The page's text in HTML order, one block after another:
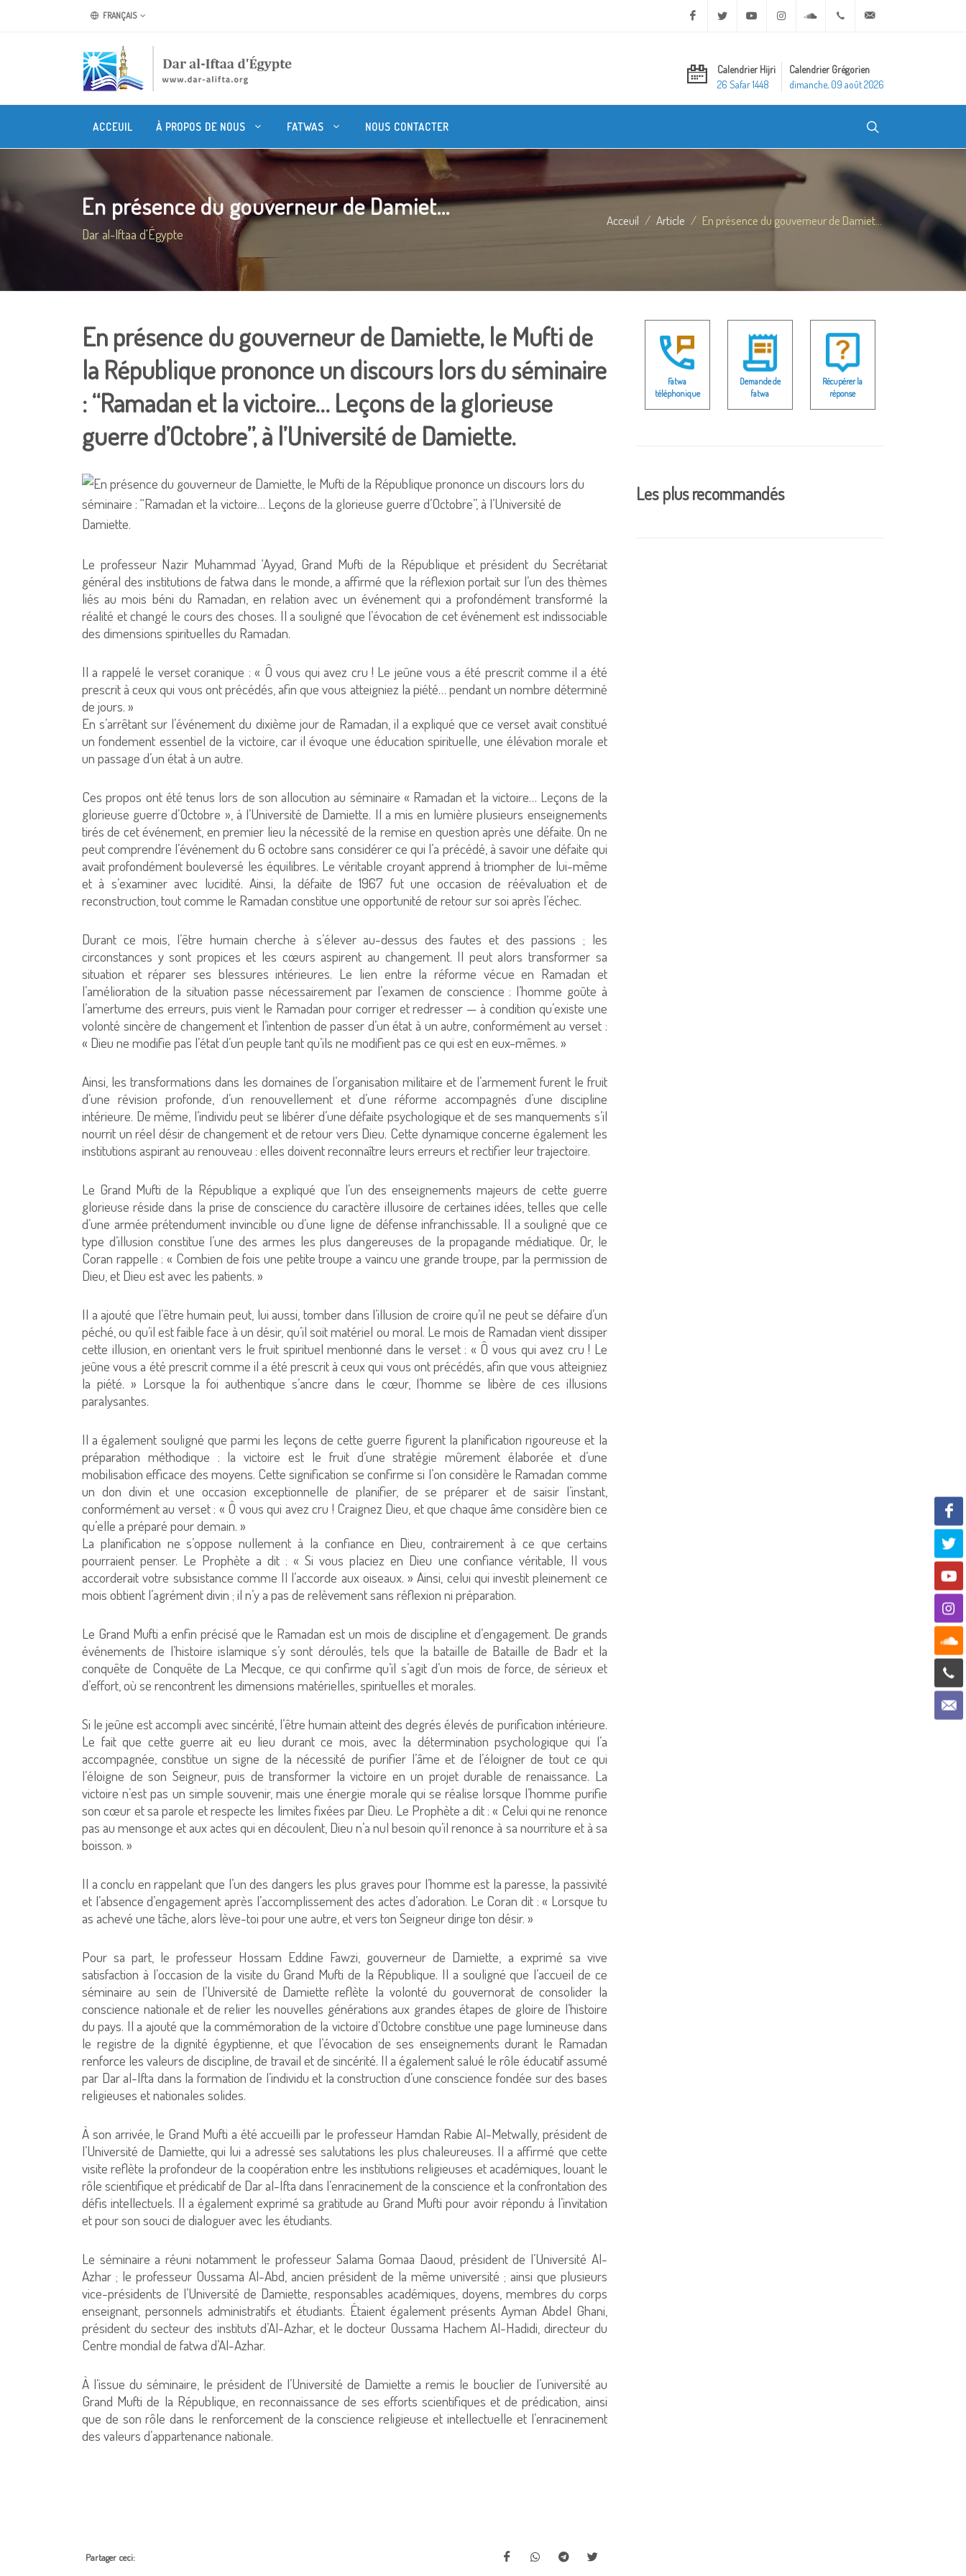
FRANÇAIS Facebook Twitter Youtube Instagram Soundcloud+20 2 25970400
Calendrier Hijri
26 Safar 1448
Calendrier Grégorien
dimanche, 09 août 2026
ACCEUIL À PROPOS DE NOUS FATWAS NOUS CONTACTER
En présence du gouverneur de Damiet...
Dar al-Iftaa d'Égypte
Acceuil Article En présence du gouverneur de Damiet...
En présence du gouverneur de Damiette, le Mufti de
la République prononce un discours lors du séminaire
: “Ramadan et la victoire… Leçons de la glorieuse
guerre d’Octobre”, à l’Université de Damiette.
Le professeur Nazir Muhammad ‘Ayyad, Grand Mufti de la République et président du Secrétariat
général des institutions de fatwa dans le monde, a affirmé que la réflexion portait sur l’un des thèmes
liés au mois béni du Ramadan, en relation avec un événement qui a profondément transformé la
réalité et changé le cours des choses. Il a souligné que l’évocation de cet événement est indissociable
des dimensions spirituelles du Ramadan.
Il a rappelé le verset coranique : « Ô vous qui avez cru ! Le jeûne vous a été prescrit comme il a été
prescrit à ceux qui vous ont précédés, afin que vous atteigniez la piété… pendant un nombre déterminé
de jours. »
En s’arrêtant sur l’événement du dixième jour de Ramadan, il a expliqué que ce verset avait constitué
un fondement essentiel de la victoire, car il évoque une éducation spirituelle, une élévation morale et
un passage d’un état à un autre.
Ces propos ont été tenus lors de son allocution au séminaire « Ramadan et la victoire… Leçons de la
glorieuse guerre d’Octobre », à l’Université de Damiette. Il a mis en lumière plusieurs enseignements
tirés de cet événement, en premier lieu la nécessité de la remise en question après une défaite. On ne
peut comprendre l’événement du 6 octobre sans considérer ce qui l’a précédé, à savoir une défaite qui
avait profondément bouleversé les équilibres. Le véritable croyant apprend à triompher de lui-même
et à s’examiner avec lucidité. Ainsi, la défaite de 1967 fut une occasion de réévaluation et de
reconstruction, tout comme le Ramadan constitue une opportunité de retour sur soi après l’échec.
Durant ce mois, l’être humain cherche à s’élever au-dessus des fautes et des passions ; les
circonstances y sont propices et les cœurs aspirent au changement. Il peut alors transformer sa
situation et réparer ses blessures intérieures. Le lien entre la réforme vécue en Ramadan et
l’amélioration de la situation passe nécessairement par l’examen de conscience : l’homme goûte à
l’amertume des erreurs, puis vient le Ramadan pour corriger et redresser — à condition qu’existe une
volonté sincère de changement et l’intention de passer d’un état à un autre, conformément au verset :
« Dieu ne modifie pas l’état d’un peuple tant qu’ils ne modifient pas ce qui est en eux-mêmes. »
Ainsi, les transformations dans les domaines de l’organisation militaire et de l’armement furent le fruit
d’une révision profonde, d’un renouvellement et d’une réforme accompagnés d’une discipline
intérieure. De même, l’individu peut se libérer d’une défaite psychologique et de ses manquements s’il
nourrit un réel désir de changement et de retour vers Dieu. Cette dynamique concerne également les
institutions aspirant au renouveau : elles doivent reconnaître leurs erreurs et rectifier leur trajectoire.
Le Grand Mufti de la République a expliqué que l’un des enseignements majeurs de cette guerre
glorieuse réside dans la prise de conscience du caractère illusoire de certaines idées, telles que celle
d’une armée prétendument invincible ou d’une ligne de défense infranchissable. Il a souligné que ce
type d’illusion constitue l’une des armes les plus dangereuses de la propagande médiatique. Or, le
Coran rappelle : « Combien de fois une petite troupe a vaincu une grande troupe, par la permission de
Dieu, et Dieu est avec les patients. »
Il a ajouté que l’être humain peut, lui aussi, tomber dans l’illusion de croire qu’il ne peut se défaire d’un
péché, ou qu’il est faible face à un désir, qu’il soit matériel ou moral. Le mois de Ramadan vient dissiper
cette illusion, en orientant vers le fruit spirituel mentionné dans le verset : « Ô vous qui avez cru ! Le
jeûne vous a été prescrit comme il a été prescrit à ceux qui vous ont précédés, afin que vous atteigniez
la piété. » Lorsque la foi authentique s’ancre dans le cœur, l’homme se libère de ces illusions
paralysantes.
Il a également souligné que parmi les leçons de cette guerre figurent la planification rigoureuse et la
préparation méthodique : la victoire est le fruit d’une stratégie mûrement élaborée et d’une
mobilisation efficace des moyens. Cette signification se confirme si l’on considère le Ramadan comme
un don divin et une occasion exceptionnelle de planifier, de se préparer et de saisir l’instant,
conformément au verset : « Ô vous qui avez cru ! Craignez Dieu, et que chaque âme considère bien ce
qu’elle a préparé pour demain. »
La planification ne s’oppose nullement à la confiance en Dieu, contrairement à ce que certains
pourraient penser. Le Prophète a dit : « Si vous placiez en Dieu une confiance véritable, Il vous
accorderait votre subsistance comme Il l’accorde aux oiseaux. » Ainsi, celui qui investit pleinement ce
mois obtient l’agrément divin ; il n’y a pas de relèvement sans réflexion ni préparation.
Le Grand Mufti a enfin précisé que le Ramadan est un mois de discipline et d’engagement. De grands
événements de l’histoire islamique s’y sont déroulés, tels que la bataille de Bataille de Badr et la
conquête de Conquête de La Mecque, ce qui confirme qu’il s’agit d’un mois de force, de sérieux et
d’effort, où se rencontrent les dimensions matérielles, spirituelles et morales.
Si le jeûne est accompli avec sincérité, l’être humain atteint des degrés élevés de purification intérieure.
Le fait que cette guerre ait eu lieu durant ce mois, avec la détermination psychologique qui l’a
accompagnée, constitue un signe de la nécessité de purifier l’âme et de l’éloigner de tout ce qui
l’éloigne de son Seigneur, puis de transformer la victoire en un projet durable de renaissance. La
victoire n’est pas un simple souvenir, mais une énergie morale qui se réalise lorsque l’homme purifie
son cœur et sa parole et respecte les limites fixées par Dieu. Le Prophète a dit : « Celui qui ne renonce
pas au mensonge et aux actes qui en découlent, Dieu n’a nul besoin qu’il renonce à sa nourriture et à sa
boisson. »
Il a conclu en rappelant que l’un des dangers les plus graves pour l’homme est la paresse, la passivité
et l’absence d’engagement après l’accomplissement des actes d’adoration. Le Coran dit : « Lorsque tu
as achevé une tâche, alors lève-toi pour une autre, et vers ton Seigneur dirige ton désir. »
Pour sa part, le professeur Hossam Eddine Fawzi, gouverneur de Damiette, a exprimé sa vive
satisfaction à l’occasion de la visite du Grand Mufti de la République. Il a souligné que l’accueil de ce
séminaire au sein de l’Université de Damiette reflète la volonté du gouvernorat de consolider la
conscience nationale et de relier les nouvelles générations aux grandes étapes de gloire de l’histoire
du pays. Il a ajouté que la commémoration de la victoire d’Octobre constitue une page lumineuse dans
le registre de la dignité égyptienne, et que l’évocation de ses enseignements durant le Ramadan
renforce les valeurs de discipline, de travail et de sincérité. Il a également salué le rôle éducatif assumé
par Dar al-Ifta dans la formation de l’individu et la construction d’une conscience fondée sur des bases
religieuses et nationales solides.
À son arrivée, le Grand Mufti a été accueilli par le professeur Hamdan Rabie Al-Metwally, président de
l’Université de Damiette, qui lui a adressé ses salutations les plus chaleureuses. Il a affirmé que cette
visite reflète la profondeur de la coopération entre les institutions religieuses et académiques, louant le
rôle scientifique et prédicatif de Dar al-Ifta dans l’enracinement de la conscience et la confrontation des
défis intellectuels. Il a également exprimé sa gratitude au Grand Mufti pour avoir répondu à l’invitation
et pour son souci de dialoguer avec les étudiants.
Le séminaire a réuni notamment le professeur Salama Gomaa Daoud, président de l’Université Al-
Azhar ; le professeur Oussama Al-Abd, ancien président de la même université ; ainsi que plusieurs
vice-présidents de l’Université de Damiette, responsables académiques, doyens, membres du corps
enseignant, personnels administratifs et étudiants. Étaient également présents Ayman Abdel Ghani,
président du secteur des instituts d’Al-Azhar, et le docteur Oussama Hachem Al-Hadidi, directeur du
Centre mondial de fatwa d’Al-Azhar.
À l’issue du séminaire, le président de l’Université de Damiette a remis le bouclier de l’université au
Grand Mufti de la République, en reconnaissance de ses efforts scientifiques et de prédication, ainsi
que de son rôle dans le renforcement de la conscience religieuse et intellectuelle et l’enracinement
des valeurs d’appartenance nationale.
Partager ceci:
Fatwa
téléphonique
Demande de
fatwa
Récupérer la
réponse
Les plus recommandés